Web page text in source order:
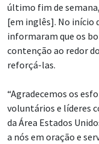
último fim de
[em inglês]. No início
informaram que os
contenção ao redor
reforçá-las.
“Agradecemos os
voluntários e líderes
da Área Estados
a nós em oração e